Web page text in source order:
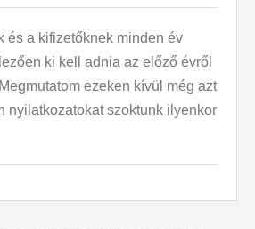
és a kifizetőknek minden év
ki kell adnia az előző évről
ezeken kívül még azt
nyilatkozatokat szoktunk ilyenkor